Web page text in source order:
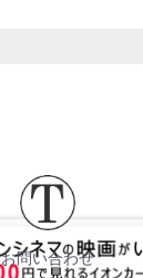
お問い合わせ